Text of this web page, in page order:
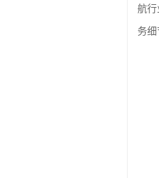
航行
务